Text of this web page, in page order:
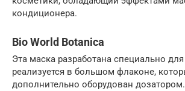
кондиционера.
Bio World Botanica
Эта маска разработана специально
реализуется в большом флаконе,
дополнительно оборудован